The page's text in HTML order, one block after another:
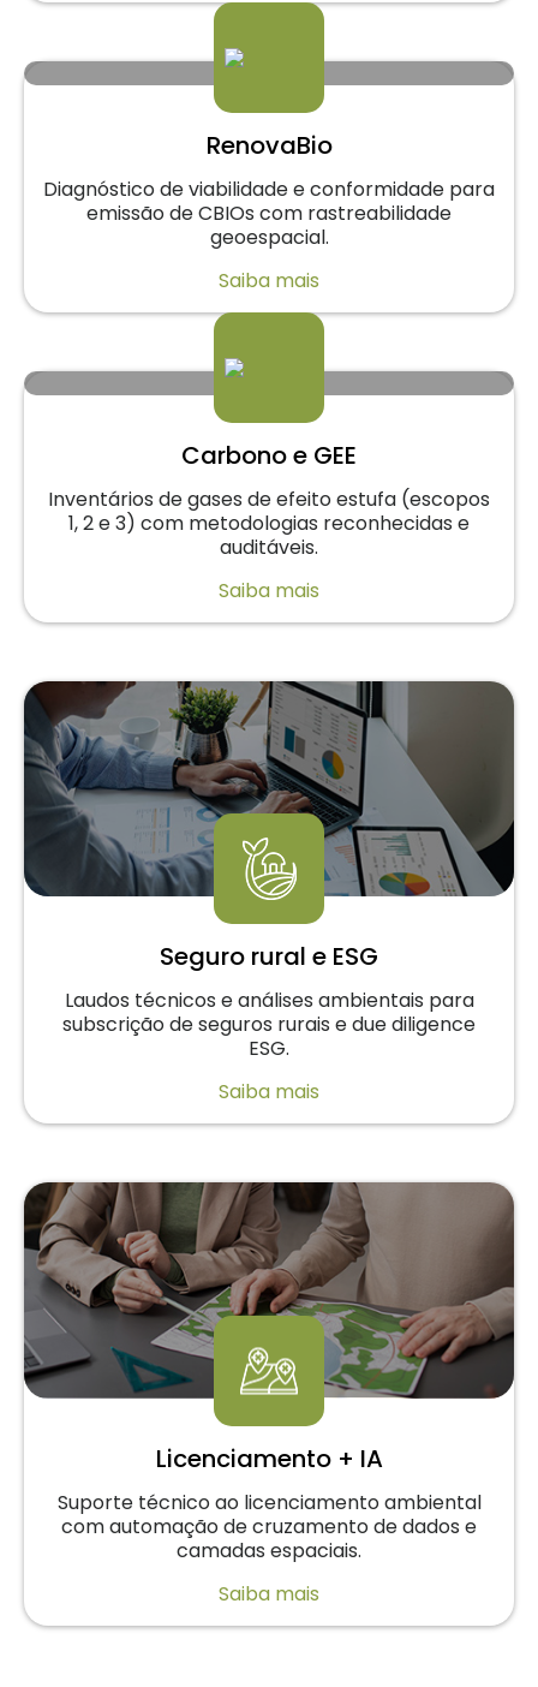
RenovaBio
Diagnóstico de viabilidade e conformidade para
emissão de CBIOs com rastreabilidade
geoespacial.
Saiba mais
Carbono e GEE
Inventários de gases de efeito estufa (escopos
1, 2 e 3) com metodologias reconhecidas e
auditáveis.
Saiba mais
Seguro rural e ESG
Laudos técnicos e análises ambientais para
subscrição de seguros rurais e due diligence
ESG.
Saiba mais
Licenciamento + IA
Suporte técnico ao licenciamento ambiental
com automação de cruzamento de dados e
camadas espaciais.
Saiba mais